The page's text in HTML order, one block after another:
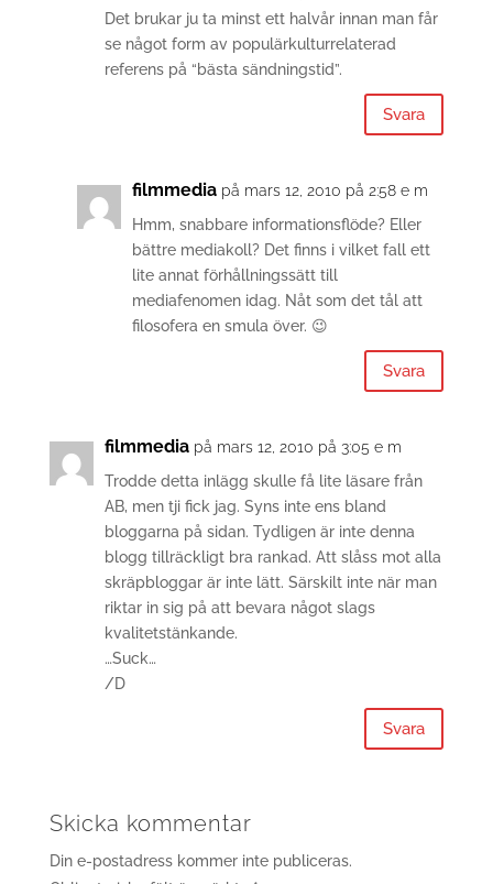
Det brukar ju ta minst ett halvår innan man får
se något form av populärkulturrelaterad
referens på “bästa sändningstid”.
Svara
filmmedia på mars 12, 2010 på 2:58 e m
Hmm, snabbare informationsflöde? Eller
bättre mediakoll? Det finns i vilket fall ett
lite annat förhållningssätt till
mediafenomen idag. Nåt som det tål att
filosofera en smula över. 😉
Svara
filmmedia på mars 12, 2010 på 3:05 e m
Trodde detta inlägg skulle få lite läsare från
AB, men tji fick jag. Syns inte ens bland
bloggarna på sidan. Tydligen är inte denna
blogg tillräckligt bra rankad. Att slåss mot alla
skräpbloggar är inte lätt. Särskilt inte när man
riktar in sig på att bevara något slags
kvalitetstänkande.
…Suck…
/D
Svara
Skicka kommentar
Din e-postadress kommer inte publiceras.